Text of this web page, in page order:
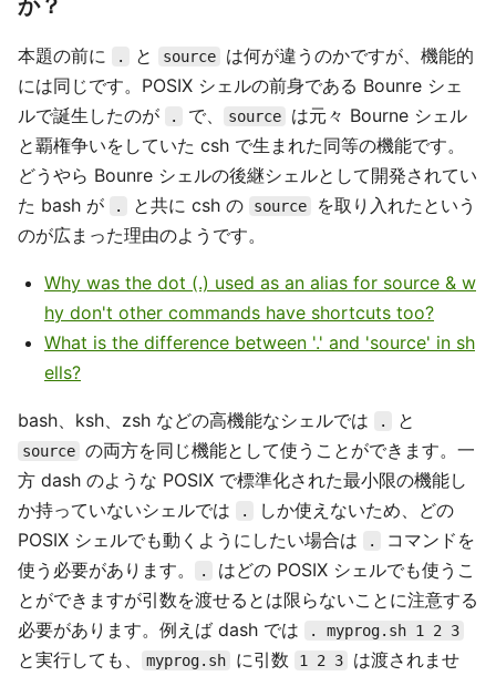
か？
本題の前に . と source
は何が違うのかですが、機能的
には同じです。POSIX シェルの前身である Bounre シェ
ルで誕生したのが
. で、 source
は元々 Bourne シェル
と覇権争いをしていた csh で生まれた同等の機能です。
どうやら Bounre シェルの後継シェルとして開発されてい
た bash が
. と共に csh の source
を取り入れたという
のが広まった理由のようです。
Why was the dot (.) used as an alias for source & w
hy don't other commands have shortcuts too?
What is the difference between '.' and 'source' in sh
ells?
bash、ksh、zsh などの高機能なシェルでは . と
source の両方を同じ機能として使うことができます。一
方 dash のような POSIX で標準化された最小限の機能し
か持っていないシェルでは
.
しか使えないため、どの
POSIX シェルでも動くようにしたい場合は
.
コマンドを
使う必要があります。
.
はどの POSIX シェルでも使うこ
とができますが引数を渡せるとは限らないことに注意する
必要があります。例えば dash では
. myprog.sh 1 2 3
と実行しても、 myprog.sh に引数 1 2 3
は渡されませ